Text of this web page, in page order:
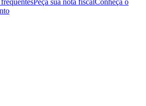
Peça sua nota fiscalConheça o